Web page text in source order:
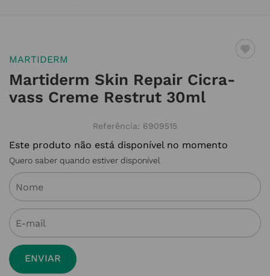
MARTIDERM
Martiderm Skin Repair Cicra-
vass Creme Restrut 30ml
Referência: 6909515
Este produto não está disponível no momento
Quero saber quando estiver disponível
ENVIAR